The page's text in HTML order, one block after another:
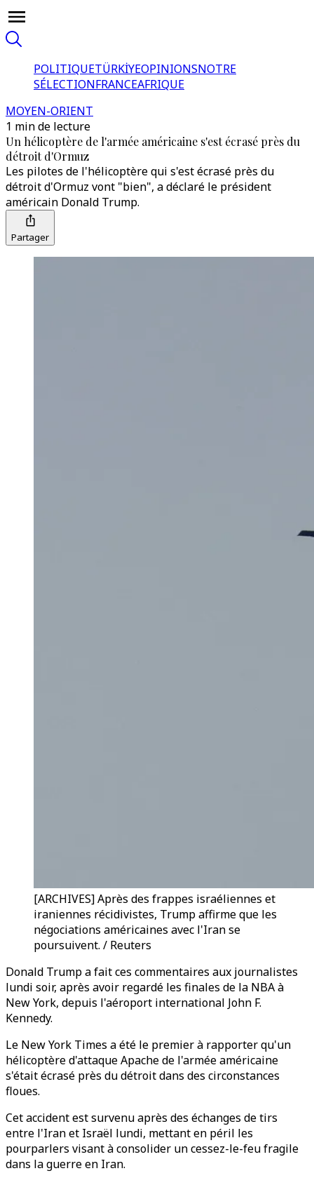
POLITIQUETÜRKİYEOPINIONSNOTRE
SÉLECTIONFRANCEAFRIQUE
MOYEN-ORIENT
1 min de lecture
Un hélicoptère de l'armée américaine s'est écrasé près du
détroit d'Ormuz
Les pilotes de l'hélicoptère qui s'est écrasé près du
détroit d'Ormuz vont "bien", a déclaré le président
américain Donald Trump.
Partager
[ARCHIVES] Après des frappes israéliennes et
iraniennes récidivistes, Trump affirme que les
négociations américaines avec l'Iran se
poursuivent. / Reuters
Donald Trump a fait ces commentaires aux journalistes
lundi soir, après avoir regardé les finales de la NBA à
New York, depuis l'aéroport international John F.
Kennedy.
Le New York Times a été le premier à rapporter qu'un
hélicoptère d'attaque Apache de l'armée américaine
s'était écrasé près du détroit dans des circonstances
floues.
Cet accident est survenu après des échanges de tirs
entre l'Iran et Israël lundi, mettant en péril les
pourparlers visant à consolider un cessez-le-feu fragile
dans la guerre en Iran.